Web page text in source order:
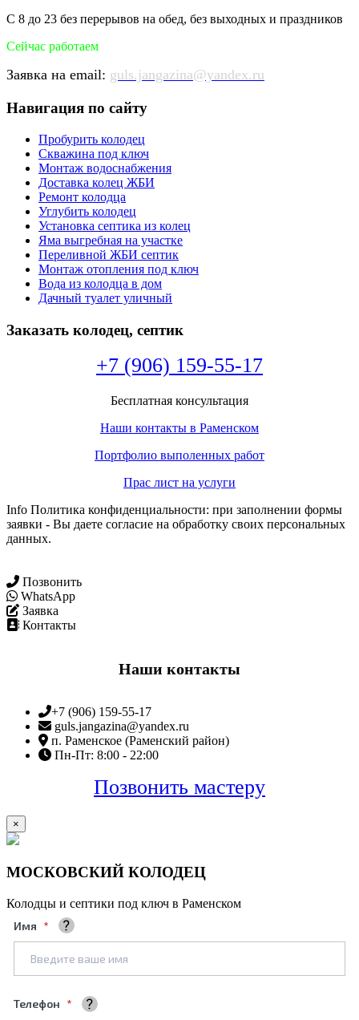
С 8 до 23 без перерывов на обед, без выходных и праздников
Сейчас работаем
Заявка на email: guls.jangazina@yandex.ru
Навигация по сайту
Пробурить колодец
Скважина под ключ
Монтаж водоснабжения
Доставка колец ЖБИ
Ремонт колодца
Углубить колодец
Установка септика из колец
Яма выгребная на участке
Переливной ЖБИ септик
Монтаж отопления под ключ
Вода из колодца в дом
Дачный туалет уличный
Заказать колодец, септик
+7 (906) 159-55-17
Бесплатная консультация
Наши контакты в Раменском
Портфолио выполенных работ
Прас лист на услуги
Info Политика конфиденциальности: при заполнении формы
заявки - Вы даете согласие на обработку своих персональных
данных.
Позвонить
WhatsApp
Заявка
Контакты
Наши контакты
+7 (906) 159-55-17
guls.jangazina@yandex.ru
п. Раменское (Раменский район)
Пн-Пт: 8:00 - 22:00
Позвонить мастеру
×
МОСКОВСКИЙ КОЛОДЕЦ
Колодцы и септики под ключ в Раменском
Имя
Телефон